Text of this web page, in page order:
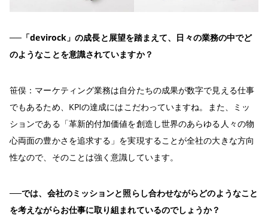
──「devirock」の成長と展望を踏まえて、日々の業務の中でど
のようなことを意識されていますか？
笹俣：マーケティング業務は自分たちの成果が数字で見える仕事
でもあるため、KPIの達成にはこだわっていますね。また、ミッ
ションである「革新的付加価値を創造し世界のあらゆる人々の物
心両面の豊かさを追求する」を実現することが全社の大きな方向
性なので、そのことは強く意識しています。
──では、会社のミッションと照らし合わせながらどのようなこと
を考えながらお仕事に取り組まれているのでしょうか？